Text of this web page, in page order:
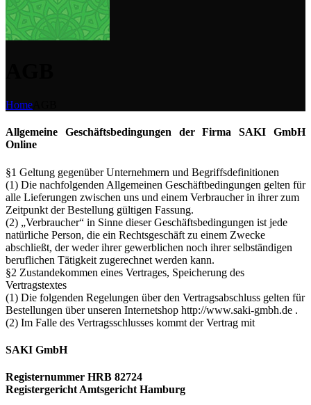
Home
Allgemeine Geschäftsbedingungen der Firma SAKI GmbH
Online
§1 Geltung gegenüber Unternehmern und Begriffsdefinitionen
(1) Die nachfolgenden Allgemeinen Geschäftbedingungen gelten für
alle Lieferungen zwischen uns und einem Verbraucher in ihrer zum
Zeitpunkt der Bestellung gültigen Fassung.
(2) „Verbraucher“ in Sinne dieser Geschäftsbedingungen ist jede
natürliche Person, die ein Rechtsgeschäft zu einem Zwecke
abschließt, der weder ihrer gewerblichen noch ihrer selbständigen
beruflichen Tätigkeit zugerechnet werden kann.
§2 Zustandekommen eines Vertrages, Speicherung des
Vertragstextes
(1) Die folgenden Regelungen über den Vertragsabschluss gelten für
Bestellungen über unseren Internetshop http://www.saki-gmbh.de .
(2) Im Falle des Vertragsschlusses kommt der Vertrag mit
SAKI GmbH
Registernummer HRB 82724
Registergericht Amtsgericht Hamburg